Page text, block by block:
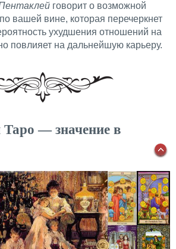
говорит о возможной
вашей вине, которая перечеркнет
ухудшения отношений на
повлияет на дальнейшую карьеру.
Таро — значение в